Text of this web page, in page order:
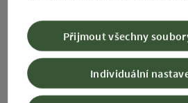
Bahnhofstraße 2
4580 Windischgarsten
+43 50 360 360 360Individuální
Přijmout všechny